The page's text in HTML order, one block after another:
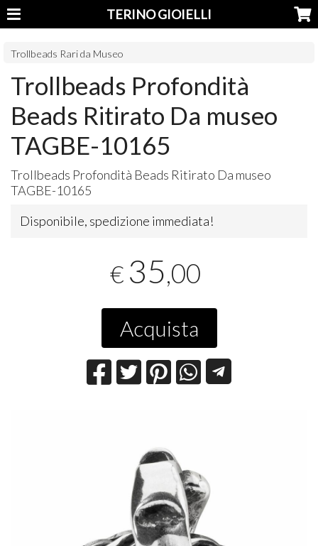
TERINO GIOIELLI
Trollbeads Rari da Museo
Trollbeads Profondità
Beads Ritirato Da museo
TAGBE-10165
Trollbeads Profondità Beads Ritirato Da museo
TAGBE-10165
Disponibile, spedizione immediata!
€ 35,00
Acquista